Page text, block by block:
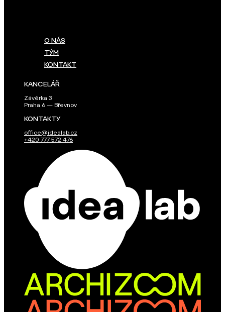
O NÁS
TÝM
KONTAKT
KANCELÁŘ
Závěrka 3
Praha 6 — Břevnov
KONTAKTY
office@idealab.cz
+420 777 572 476